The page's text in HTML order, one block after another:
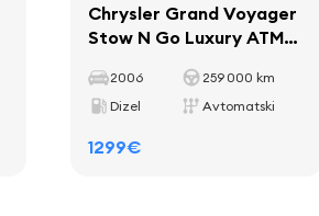
Chrysler Grand Voyager
Stow N Go Luxury ATM
2006
259 000 km
Dizel
Avtomatski
1299€